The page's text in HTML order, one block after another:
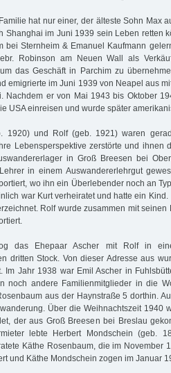
hat nur einer, der älteste Sohn Max
Shanghai im Juni 1939 sein Leben retten
bei Sternheim & Emanuel Kaufmann
Robinson am Neuen Wall als
das Geschäft in Parchim zu
emigrierte im Juni 1939 von Neapel aus
Nachdem er von Mai 1943 bis Oktober
USA einreisen und wurde später
1920) und Rolf (geb. 1921) waren
Lebensperspektive zerstörte und ihnen
in Groß Breesen bei
in einem Auswandererlehrgut
wo ihn ein Überlebender noch an
war Kurt verheiratet und hatte ein
Rolf wurde zusammen mit seinen
das Ehepaar Ascher mit Rolf in
dritten Stock. Von dieser Adresse aus
Im Jahr 1938 war Emil Ascher in
noch andere Familienmitglieder in die
aus der Haynstraße 5 dorthin.
Über die Weihnachtszeit 1940
der aus Groß Breesen bei Breslau
lebte Herbert Mondschein (geb.
Käthe Rosenbaum, die im November
und Käthe Mondschein zogen im Januar